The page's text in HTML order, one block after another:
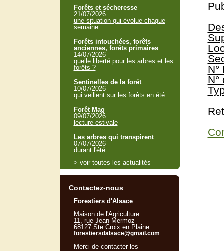
N°
N°
Forêts et sécheresse
21/07/2026
une situation qui évolue chaque
semaine
Forêts intouchées, forêts
anciennes, forêts primaires
14/07/2026
quelle liberté pour les arbres et les
forêts ?
Sentinelles de la forêt
10/07/2026
qui veillent sur les forêts en été
Forêt Mag
09/07/2026
lecture estivale
Les arbres qui transpirent
07/07/2026
durant l'été
> voir toutes les actualités
Contactez-nous
Forestiers d'Alsace
Maison de l'Agriculture
11, rue Jean Mermoz
68127 Ste Croix en Plaine
forestiersdalsace@gmail.com
Merci de contacter les